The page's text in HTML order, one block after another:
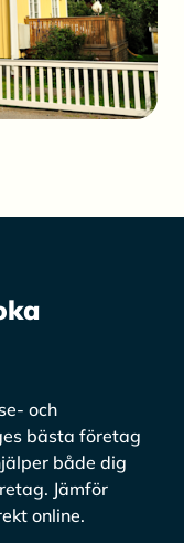
och
bästa företag
både dig
Jämför
online.